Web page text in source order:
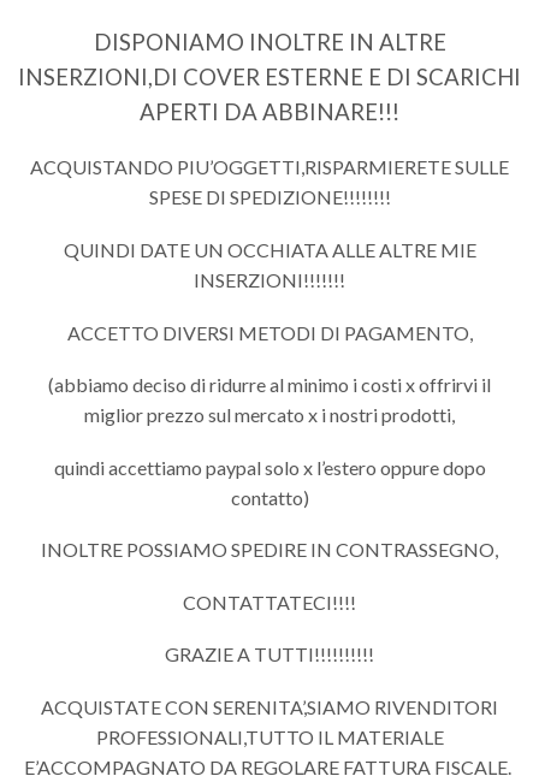
DISPONIAMO INOLTRE IN ALTRE
INSERZIONI,DI COVER ESTERNE E DI SCARICHI
APERTI DA ABBINARE!!!
ACQUISTANDO PIU’OGGETTI,RISPARMIERETE SULLE
SPESE DI SPEDIZIONE!!!!!!!!
QUINDI DATE UN OCCHIATA ALLE ALTRE MIE
INSERZIONI!!!!!!!
ACCETTO DIVERSI METODI DI PAGAMENTO,
(abbiamo deciso di ridurre al minimo i costi x offrirvi il
miglior prezzo sul mercato x i nostri prodotti,
quindi accettiamo paypal solo x l’estero oppure dopo
contatto)
INOLTRE POSSIAMO SPEDIRE IN CONTRASSEGNO,
CONTATTATECI!!!!
GRAZIE A TUTTI!!!!!!!!!!
ACQUISTATE CON SERENITA’,SIAMO RIVENDITORI
PROFESSIONALI,TUTTO IL MATERIALE
E’ACCOMPAGNATO DA REGOLARE FATTURA FISCALE.